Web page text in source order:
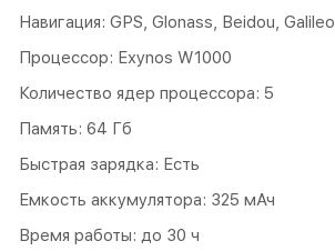
Навигация: GPS, Glonass, Beidou, Galileo
Процессор: Exynos W1000
Количество ядер процессора: 5
Память: 64 Гб
Быстрая зарядка: Есть
Емкость аккумулятора: 325 мАч
Время работы: до 30 ч